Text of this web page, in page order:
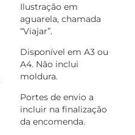
Ilustração em
aguarela, chamada
“Viajar”.
Disponível em A3 ou
A4. Não inclui
moldura.
Portes de envio a
incluir na finalização
da encomenda.